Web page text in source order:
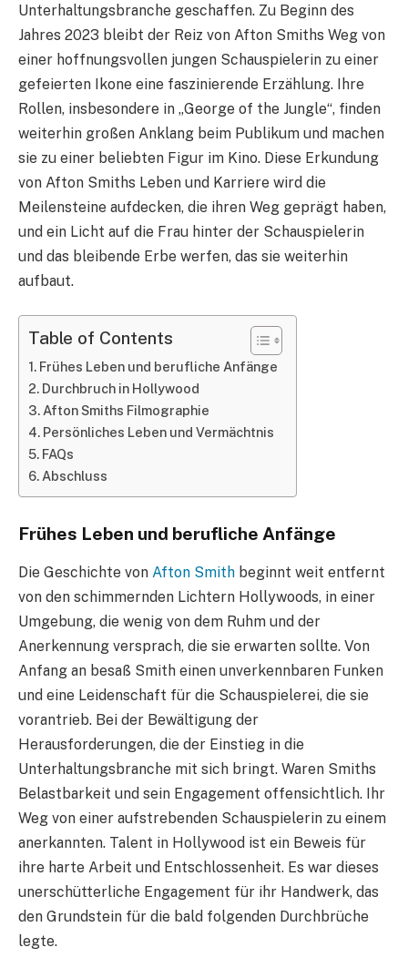
Unterhaltungsbranche geschaffen. Zu Beginn des
Jahres 2023 bleibt der Reiz von Afton Smiths Weg von
einer hoffnungsvollen jungen Schauspielerin zu einer
gefeierten Ikone eine faszinierende Erzählung. Ihre
Rollen, insbesondere in „George of the Jungle“, finden
weiterhin großen Anklang beim Publikum und machen
sie zu einer beliebten Figur im Kino. Diese Erkundung
von Afton Smiths Leben und Karriere wird die
Meilensteine aufdecken, die ihren Weg geprägt haben,
und ein Licht auf die Frau hinter der Schauspielerin
und das bleibende Erbe werfen, das sie weiterhin
aufbaut.
Table of Contents
Frühes Leben und berufliche Anfänge
Durchbruch in Hollywood
Afton Smiths Filmographie
Persönliches Leben und Vermächtnis
FAQs
Abschluss
Frühes Leben und berufliche Anfänge
Die Geschichte von Afton Smith beginnt weit entfernt
von den schimmernden Lichtern Hollywoods, in einer
Umgebung, die wenig von dem Ruhm und der
Anerkennung versprach, die sie erwarten sollte. Von
Anfang an besaß Smith einen unverkennbaren Funken
und eine Leidenschaft für die Schauspielerei, die sie
vorantrieb. Bei der Bewältigung der
Herausforderungen, die der Einstieg in die
Unterhaltungsbranche mit sich bringt. Waren Smiths
Belastbarkeit und sein Engagement offensichtlich. Ihr
Weg von einer aufstrebenden Schauspielerin zu einem
anerkannten. Talent in Hollywood ist ein Beweis für
ihre harte Arbeit und Entschlossenheit. Es war dieses
unerschütterliche Engagement für ihr Handwerk, das
den Grundstein für die bald folgenden Durchbrüche
legte.